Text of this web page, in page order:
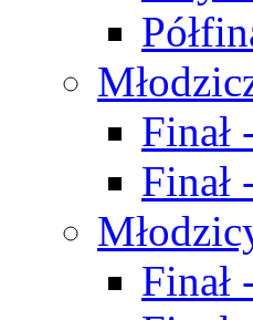
Finał
Finał
Finał